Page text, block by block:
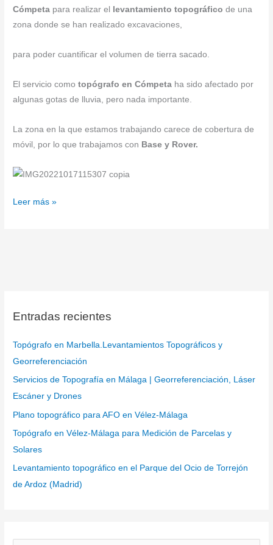
Cómpeta para realizar el levantamiento topográfico de una
zona donde se han realizado excavaciones,
para poder cuantificar el volumen de tierra sacado.
El servicio comotopógrafo en Cómpeta ha sido afectado por
algunas gotas de lluvia, pero nada importante.
La zona en la que estamos trabajando carece de cobertura de
móvil, por lo que trabajamos con Base y Rover.
Leer más »
Entradas recientes
Topógrafo en Marbella.Levantamientos Topográficos y
Georreferenciación
Servicios de Topografía en Málaga | Georreferenciación, Láser
Escáner y Drones
Plano topográfico para AFO en Vélez-Málaga
Topógrafo en Vélez-Málaga para Medición de Parcelas y
Solares
Levantamiento topográfico en el Parque del Ocio de Torrejón
de Ardoz (Madrid)